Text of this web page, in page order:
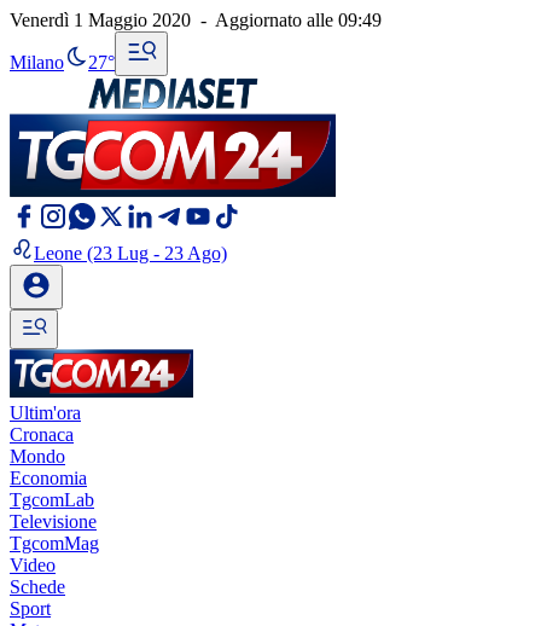
Venerdì 1 Maggio 2020 - Aggiornato alle 09:49
Milano 27°
Leone (23 Lug - 23 Ago)
Ultim'ora
Cronaca
Mondo
Economia
TgcomLab
Televisione
TgcomMag
Video
Schede
Sport